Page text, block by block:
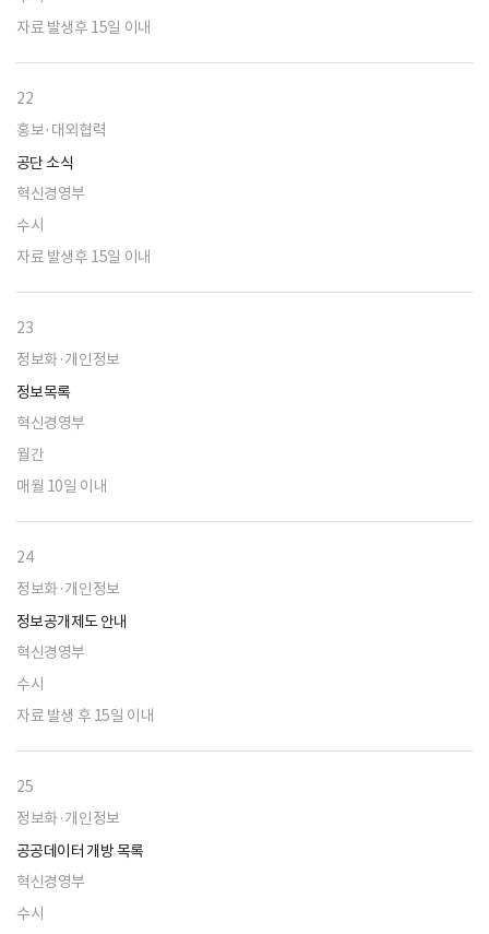
자료 발생후 15일 이내
22
홍보·대외협력
공단 소식
혁신경영부
수시
자료 발생후 15일 이내
23
정보화·개인정보
정보목록
혁신경영부
월간
매월 10일 이내
24
정보화·개인정보
정보공개제도 안내
혁신경영부
수시
자료 발생 후 15일 이내
25
정보화·개인정보
공공데이터 개방 목록
혁신경영부
수시